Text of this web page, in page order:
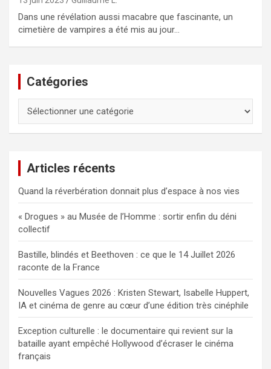
Dans une révélation aussi macabre que fascinante, un
cimetière de vampires a été mis au jour…
Catégories
Articles récents
Quand la réverbération donnait plus d’espace à nos vies
« Drogues » au Musée de l’Homme : sortir enfin du déni
collectif
Bastille, blindés et Beethoven : ce que le 14 Juillet 2026
raconte de la France
Nouvelles Vagues 2026 : Kristen Stewart, Isabelle Huppert,
IA et cinéma de genre au cœur d’une édition très cinéphile
Exception culturelle : le documentaire qui revient sur la
bataille ayant empêché Hollywood d’écraser le cinéma
français